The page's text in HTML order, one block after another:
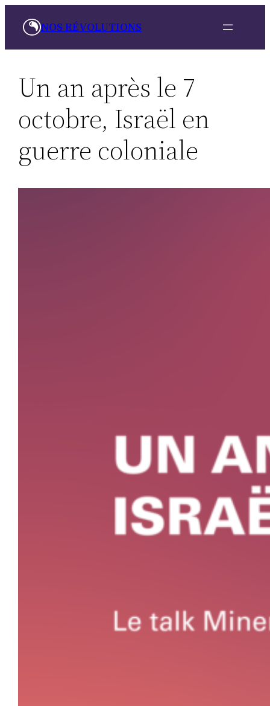
NOS RÉVOLUTIONS
Un an après le 7
octobre, Israël en
guerre coloniale